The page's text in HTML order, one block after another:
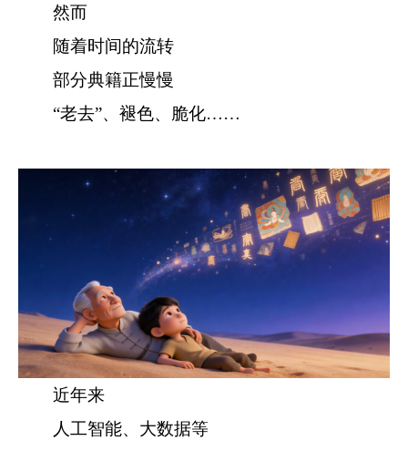
然而
随着时间的流转
部分典籍正慢慢
“老去”、褪色、脆化……
近年来
人工智能、大数据等